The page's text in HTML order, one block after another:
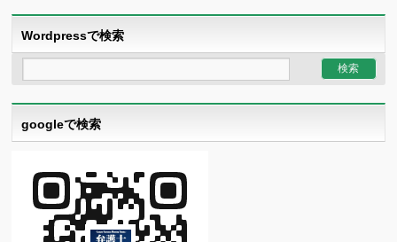
Wordpressで検索
googleで検索